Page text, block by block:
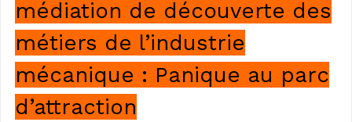
médiation de découverte des
métiers de l’industrie
mécanique : Panique au parc
d’attraction